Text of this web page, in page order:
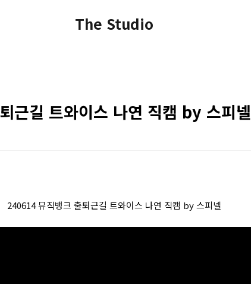
The Studio
근길 트와이스 나연 직캠 by 스피넬
240614 뮤직뱅크 출퇴근길 트와이스 나연 직캠 by 스피넬